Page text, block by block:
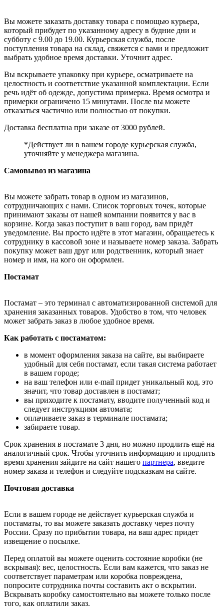
Вы можете заказать доставку товара с помощью курьера,
который прибудет по указанному адресу в будние дни и
субботу с 9.00 до 19.00. Курьерская служба, после
поступления товара на склад, свяжется с вами и предложит
выбрать удобное время доставки. Уточнит адрес.
Вы вскрываете упаковку при курьере, осматриваете на
целостность и соответствие указанной комплектации. Если
речь идёт об одежде, допустима примерка. Время осмотра и
примерки ограничено 15 минутами. После вы можете
отказаться частично или полностью от покупки.
Доставка бесплатна при заказе от 3000 рублей.
*Действует ли в вашем городе курьерская служба,
уточняйте у менеджера магазина.
Самовывоз из магазина
Вы можете забрать товар в одном из магазинов,
сотрудничающих с нами. Список торговых точек, которые
принимают заказы от нашей компании появится у вас в
корзине. Когда заказ поступит в ваш город, вам придёт
уведомление. Вы просто идёте в этот магазин, обращаетесь к
сотруднику в кассовой зоне и называете номер заказа. Забрать
покупку может ваш друг или родственник, который знает
номер и имя, на кого он оформлен.
Постамат
Постамат – это терминал с автоматизированной системой для
хранения заказанных товаров. Удобство в том, что человек
может забрать заказ в любое удобное время.
Как работать с постаматом:
в момент оформления заказа на сайте, вы выбираете
удобный для себя постамат, если такая система работает
в вашем городе;
на ваш телефон или e-mail придет уникальный код, это
значит, что товар доставлен в постамат;
вы приходите к постамату, вводите полученный код и
следует инструкциям автомата;
оплачиваете заказ в терминале постамата;
забираете товар.
Срок хранения в постамате 3 дня, но можно продлить ещё на
аналогичный срок. Чтобы уточнить информацию и продлить
время хранения зайдите на сайт нашего партнера, введите
номер заказа и телефон и следуйте подсказкам на сайте.
Почтовая доставка
Если в вашем городе не действует курьерская служба и
постаматы, то вы можете заказать доставку через почту
России. Сразу по прибытии товара, на ваш адрес придет
извещение о посылке.
Перед оплатой вы можете оценить состояние коробки (не
вскрывая): вес, целостность. Если вам кажется, что заказ не
соответствует параметрам или коробка повреждена,
попросите сотрудника почты составить акт о вскрытии.
Вскрывать коробку самостоятельно вы можете только после
того, как оплатили заказ.